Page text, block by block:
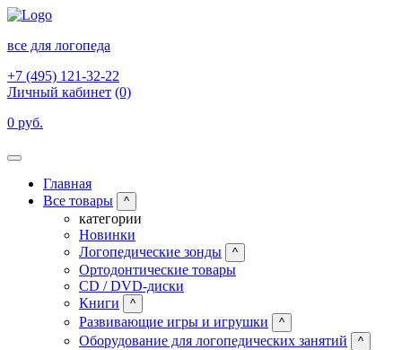
все для логопеда
+7 (495) 121-32-22
Личный кабинет (0)
0 руб.
Главная
Все товары
^
категории
Новинки
Логопедические зонды
^
Ортодонтические товары
CD / DVD-диски
Книги
^
Развивающие игры и игрушки ^
Оборудование для логопедических занятий ^